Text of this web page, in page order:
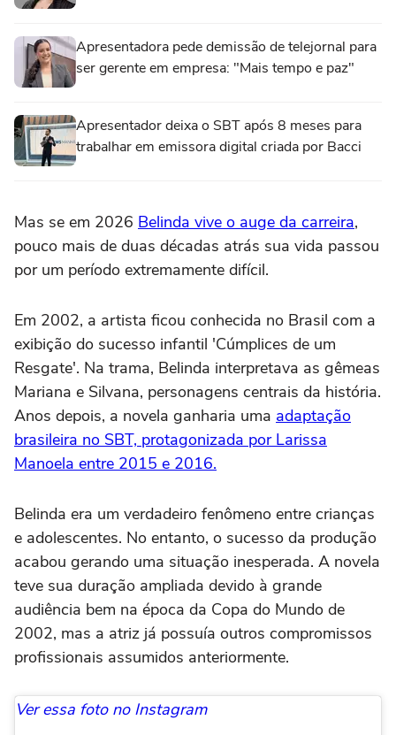
Apresentadora pede demissão de telejornal para
ser gerente em empresa: "Mais tempo e paz"
Apresentador deixa o SBT após 8 meses para
trabalhar em emissora digital criada por Bacci
Mas se em 2026 Belinda vive o auge da carreira,
pouco mais de duas décadas atrás sua vida passou
por um período extremamente difícil.
Em 2002, a artista ficou conhecida no Brasil com a
exibição do sucesso infantil 'Cúmplices de um
Resgate'. Na trama, Belinda interpretava as gêmeas
Mariana e Silvana, personagens centrais da história.
Anos depois, a novela ganharia uma adaptação
brasileira no SBT, protagonizada por Larissa
Manoela entre 2015 e 2016.
Belinda era um verdadeiro fenômeno entre crianças
e adolescentes. No entanto, o sucesso da produção
acabou gerando uma situação inesperada. A novela
teve sua duração ampliada devido à grande
audiência bem na época da Copa do Mundo de
2002, mas a atriz já possuía outros compromissos
profissionais assumidos anteriormente.
Ver essa foto no Instagram